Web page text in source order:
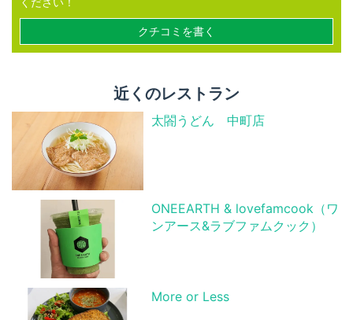
クチコミを書く
近くのレストラン
太閤うどん 中町店
ONEEARTH & lovefamcook（ワ
ンアース&ラブファムクック）
More or Less